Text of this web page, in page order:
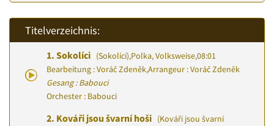
Titelverzeichnis:
1. Sokolíci (Sokolíci),Polka, Volksweise,08:01
Bearbeitung : Voráč Zdeněk,Arrangeur : Voráč Zdeněk
Gesang : Babouci
Orchester : Babouci
2. Kováři jsou švarní hoši (Kováři jsou švarní